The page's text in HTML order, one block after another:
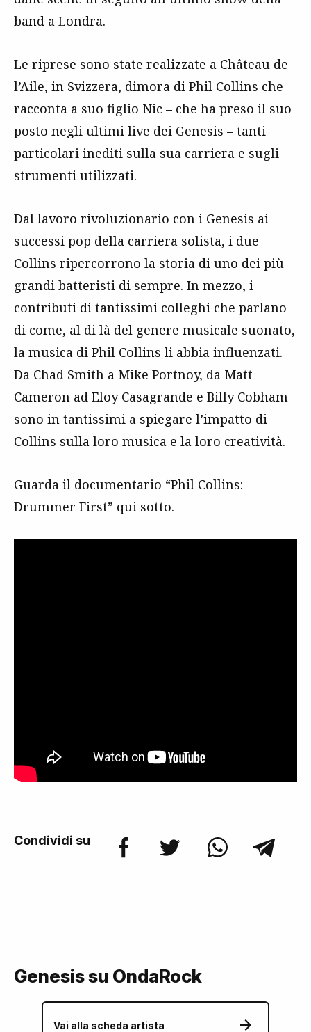
band a Londra.
Le riprese sono state realizzate a Château de
l’Aile, in Svizzera, dimora di Phil Collins che
racconta a suo figlio Nic – che ha preso il suo
posto negli ultimi live dei Genesis – tanti
particolari inediti sulla sua carriera e sugli
strumenti utilizzati.
Dal lavoro rivoluzionario con i Genesis ai
successi pop della carriera solista, i due
Collins ripercorrono la storia di uno dei più
grandi batteristi di sempre. In mezzo, i
contributi di tantissimi colleghi che parlano
di come, al di là del genere musicale suonato,
la musica di Phil Collins li abbia influenzati.
Da Chad Smith a Mike Portnoy, da Matt
Cameron ad Eloy Casagrande e Billy Cobham
sono in tantissimi a spiegare l’impatto di
Collins sulla loro musica e la loro creatività.
Guarda il documentario “Phil Collins:
Drummer First” qui sotto.
Condividi su
Genesis su OndaRock
Vai alla scheda artista